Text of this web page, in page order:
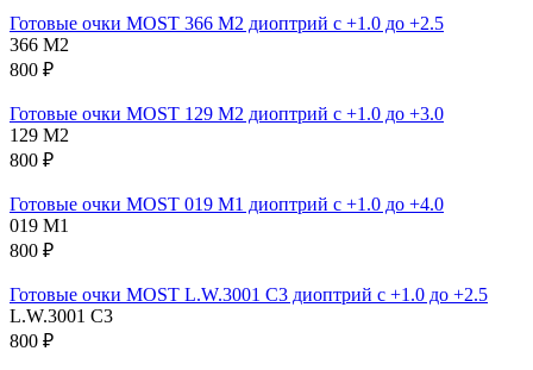
Готовые очки MOST 366 M2 диоптрий с +1.0 до +2.5
366 M2
800 ₽
Готовые очки MOST 129 M2 диоптрий с +1.0 до +3.0
129 M2
800 ₽
Готовые очки MOST 019 M1 диоптрий с +1.0 до +4.0
019 M1
800 ₽
Готовые очки MOST L.W.3001 C3 диоптрий с +1.0 до +2.5
L.W.3001 C3
800 ₽